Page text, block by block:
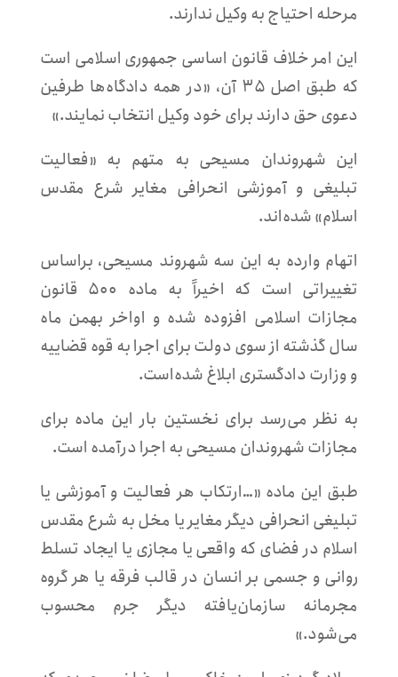
مرحله احتیاج به وکیل ندارند.
این امر خلاف قانون اساسی جمهوری اسلامی است
که طبق اصل ۳۵ آن، «در همه دادگاه‌ها طرفین
دعوی حق دارند برای خود وکیل انتخاب نمایند.»
این شهروندان مسیحی به متهم به «فعالیت
تبلیغی و آموزشی انحرافی مغایر شرع مقدس
اسلام» شده‌اند.
اتهام وارده به این سه شهروند مسیحی، براساس
تغییراتی است که اخیراً به ماده ۵۰۰ قانون
مجازات اسلامی افزوده شده و اواخر بهمن ماه
سال گذشته از سوی دولت برای اجرا به قوه قضاییه
و وزارت دادگستری ابلاغ شده‌است.
به نظر می‌رسد برای نخستین بار این ماده برای
مجازات شهروندان مسیحی به اجرا درآمده است.
طبق این ماده «…ارتکاب هر فعالیت و آموزشی یا
تبلیغی انحرافی دیگر مغایر یا مخل به شرع مقدس
اسلام در فضای که واقعی یا مجازی یا ایجاد تسلط
روانی و جسمی بر انسان در قالب فرقه یا هر گروه
مجرمانه سازمان‌یافته دیگر جرم محسوب
می‌شود.»